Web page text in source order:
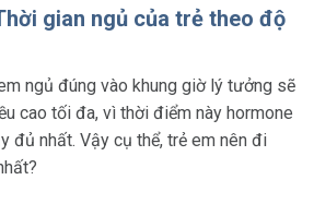
gian ngủ của trẻ theo độ
ngủ đúng vào khung giờ lý tưởng sẽ
cao tối đa, vì thời điểm này hormone
đủ nhất. Vậy cụ thể, trẻ em nên đi